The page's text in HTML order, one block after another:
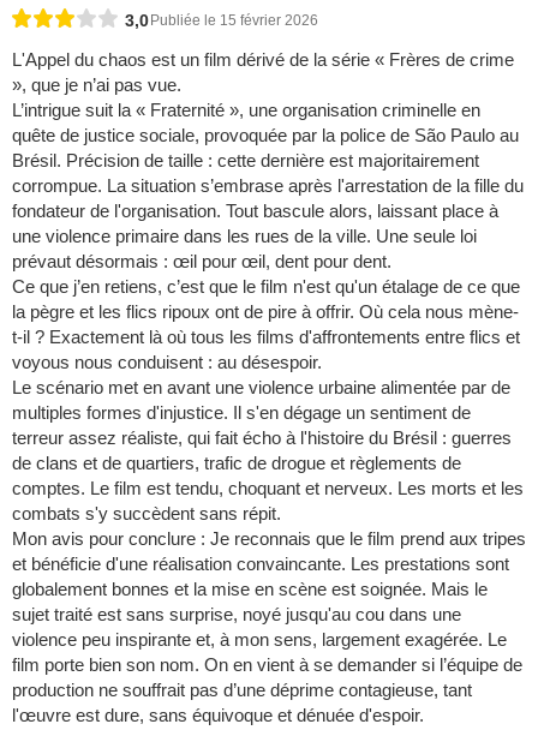
3,0 Publiée le 15 février 2026
L'Appel du chaos est un film dérivé de la série « Frères de crime
», que je n’ai pas vue.
L’intrigue suit la « Fraternité », une organisation criminelle en
quête de justice sociale, provoquée par la police de São Paulo au
Brésil. Précision de taille : cette dernière est majoritairement
corrompue. La situation s’embrase après l'arrestation de la fille du
fondateur de l'organisation. Tout bascule alors, laissant place à
une violence primaire dans les rues de la ville. Une seule loi
prévaut désormais : œil pour œil, dent pour dent.
Ce que j’en retiens, c’est que le film n'est qu'un étalage de ce que
la pègre et les flics ripoux ont de pire à offrir. Où cela nous mène-
t-il ? Exactement là où tous les films d'affrontements entre flics et
voyous nous conduisent : au désespoir.
Le scénario met en avant une violence urbaine alimentée par de
multiples formes d'injustice. Il s'en dégage un sentiment de
terreur assez réaliste, qui fait écho à l'histoire du Brésil : guerres
de clans et de quartiers, trafic de drogue et règlements de
comptes. Le film est tendu, choquant et nerveux. Les morts et les
combats s'y succèdent sans répit.
Mon avis pour conclure : Je reconnais que le film prend aux tripes
et bénéficie d'une réalisation convaincante. Les prestations sont
globalement bonnes et la mise en scène est soignée. Mais le
sujet traité est sans surprise, noyé jusqu'au cou dans une
violence peu inspirante et, à mon sens, largement exagérée. Le
film porte bien son nom. On en vient à se demander si l’équipe de
production ne souffrait pas d’une déprime contagieuse, tant
l'œuvre est dure, sans équivoque et dénuée d'espoir.